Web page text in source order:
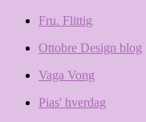
Fru. Flittig
Ottobre Design blog
Vaga Vong
Pias' hverdag